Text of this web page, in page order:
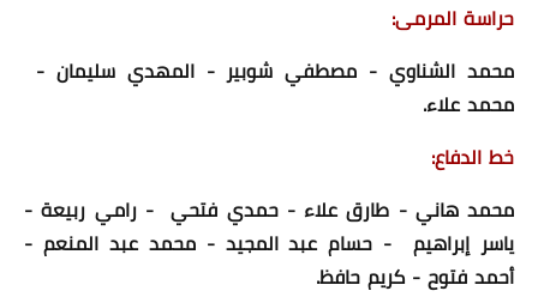
حراسة المرمى:
محمد الشناوي - مصطفي شوبير - المهدي سليمان -
محمد علاء.
خط الدفاع:
محمد هاني - طارق علاء - حمدي فتحي - رامي ربيعة -
ياسر إبراهيم - حسام عبد المجيد - محمد عبد المنعم -
أحمد فتوح - كريم حافظ.